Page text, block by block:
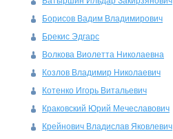
Борисов Вадим Владимирович
Брекис Эдгарс
Волкова Виолетта Николаевна
Козлов Владимир Николаевич
Котенко Игорь Витальевич
Краковский Юрий Мечеславович
Крейнович Владислав Яковлевич